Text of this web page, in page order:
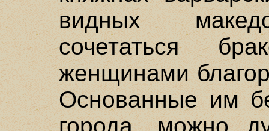
видных
сочетаться
женщинами
Основанные им